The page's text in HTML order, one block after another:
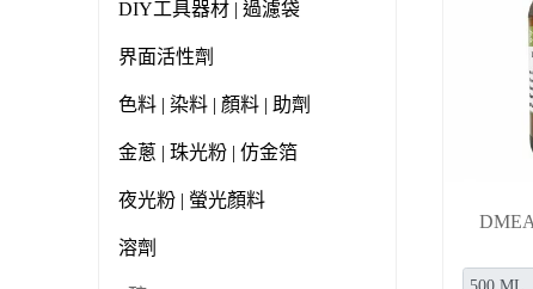
DIY工具器材 | 過濾袋
界面活性劑
色料 | 染料 | 顏料 | 助劑
金蔥 | 珠光粉 | 仿金箔
夜光粉 | 螢光顏料
溶劑